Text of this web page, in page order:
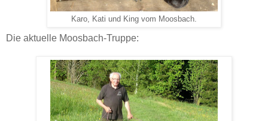
Karo, Kati und King vom Moosbach.
Die aktuelle Moosbach-Truppe: